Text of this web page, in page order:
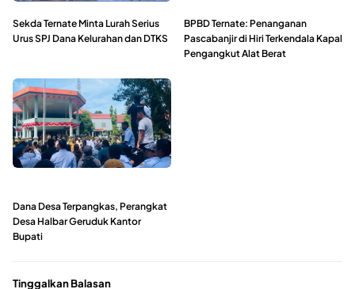
Sekda Ternate Minta Lurah Serius
Urus SPJ Dana Kelurahan dan DTKS
BPBD Ternate: Penanganan
Pascabanjir di Hiri Terkendala Kapal
Pengangkut Alat Berat
Dana Desa Terpangkas, Perangkat
Desa Halbar Geruduk Kantor
Bupati
Tinggalkan Balasan